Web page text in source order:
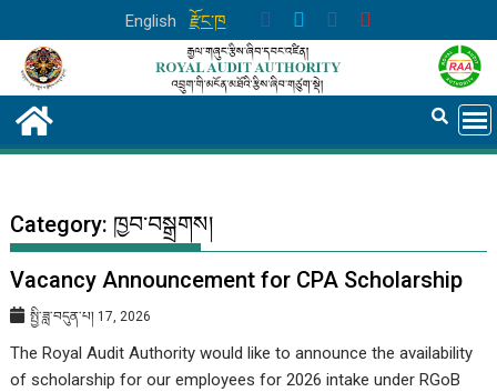
to
content
English རྫོང་ཁ
Category: ཁྱབ་བསྒྲགས།
Vacancy Announcement for CPA Scholarship
སྤྱི་ཟླ་བདུན་པ། 17, 2026
The Royal Audit Authority would like to announce the availability
of scholarship for our employees for 2026 intake under RGoB